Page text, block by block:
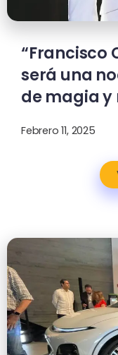
“Francisco
será una
de magia
Febrero 11, 2025